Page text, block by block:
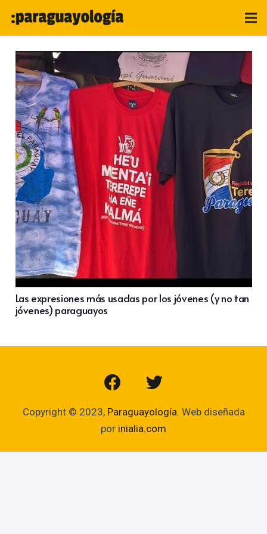
Las expresiones más usadas por los jóvenes (y no tan
jóvenes) paraguayos
Copyright © 2023, Paraguayología. Web diseñada
por inialia.com